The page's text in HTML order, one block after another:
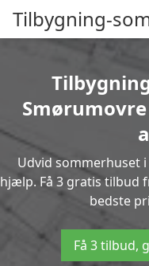
Tilbygning-
Udvid sommerhuset
hjælp. Få 3 gratis tilbud
bedste
Få 3 tilbud,